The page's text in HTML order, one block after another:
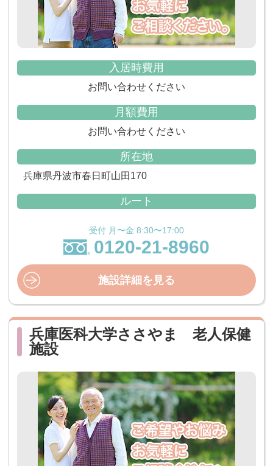
入居時費用
お問い合わせください
月額費用
お問い合わせください
所在地
兵庫県丹波市春日町山田170
ルート
受付 月〜金 8:30〜17:00
0120-21-8960
施設詳細を見る
兵庫医科大学ささやま 老人保健
施設